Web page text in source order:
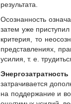
результата.
Осознанность
затем уже
критерия, то
представлениях,
усилия, т. е.
затрачивается
на поддержание и